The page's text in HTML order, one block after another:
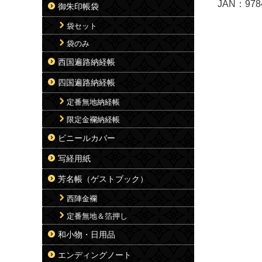
JAN：
御朱印帳袋
袋セット
袋のみ
西国遍路納経帳
四国遍路納経帳
定番無地納経帳
限定金襴納経帳
ビニールカバー
写経用紙
芳名帳（ゲストブック）
西陣金襴
定番無地＆箔押し
和小物・日用品
エンディングノート